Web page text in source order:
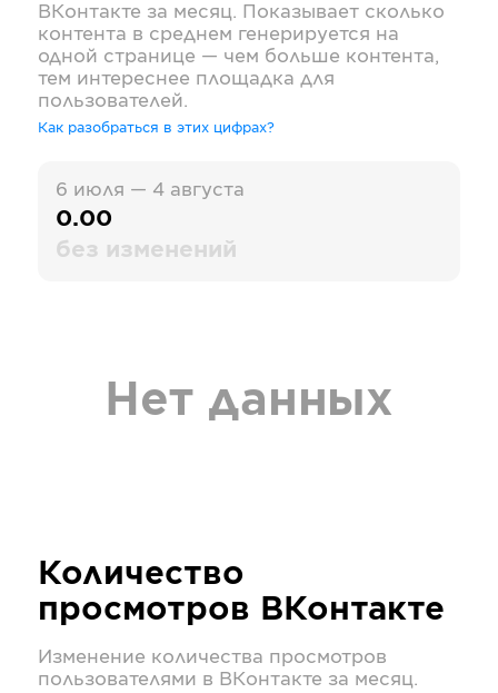
ВКонтакте за месяц. Показывает сколько
контента в среднем генерируется на
одной странице — чем больше контента,
тем интереснее площадка для
пользователей.
Как разобраться в этих цифрах?
6 июля — 4 августа
0.00
без изменений
Нет данных
Количество
просмотров ВКонтакте
Изменение количества просмотров
пользователями в ВКонтакте за месяц.